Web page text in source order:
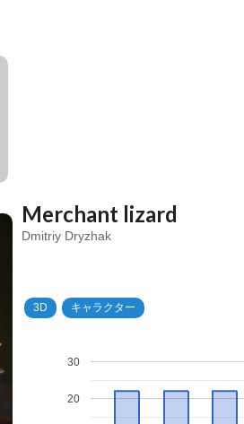
Merchant lizard
Dmitriy Dryzhak
3D キャラクター
20
30